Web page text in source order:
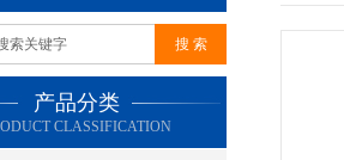
产品分类
CLASSIFICATION